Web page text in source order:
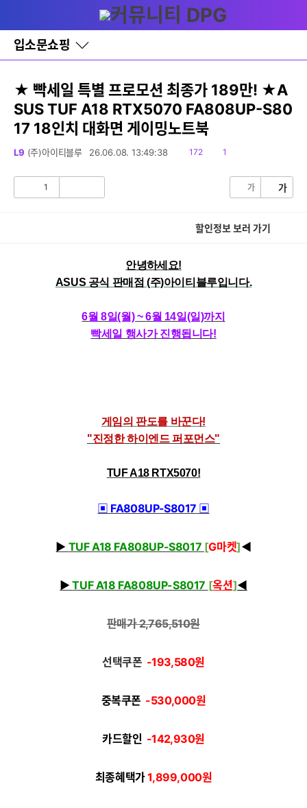
와
홈
입소문쇼핑
바
로
기
레
이
어
창
글
★ 빡세일 특별 프로모션 최종가 189만! ★A
SUS TUF A18 RTX5070 FA808UP-S80
17 18인치 대화면 게이밍노트북
L9 (주)아이티블루 26.06.08. 13:49:38
읽
172
댓1
1 가 가
할인정보 보러 가기
안녕하세요!
ASUS 공식 판매점 (주)아이티블루입니다.
6월 8일(월) ~ 6월 14일(일)까지
빡세일 행사가 진행됩니다!
게임의 판도를 바꾼다!
"진정한 하이엔드 퍼포먼스"
TUF A18 RTX5070!
▣ FA808UP-S8017 ▣
▶ TUF A18 FA808UP-S8017 [G마켓]◀
▶TUF A18 FA808UP-S8017 [옥션]◀
판매가 2,765,510원
선택쿠폰 -193,580원
중복쿠폰 -530,000원
카드할인 -142,930원
최종혜택가1,899,000원